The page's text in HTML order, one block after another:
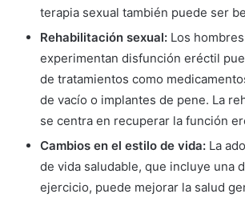
terapia sexual también puede ser
Rehabilitación sexual: Los
experimentan disfunción eréctil
de tratamientos como
de vacío o implantes de pene. La
se centra en recuperar la función
Cambios en el estilo de vida: La
de vida saludable, que incluye una
ejercicio, puede mejorar la salud